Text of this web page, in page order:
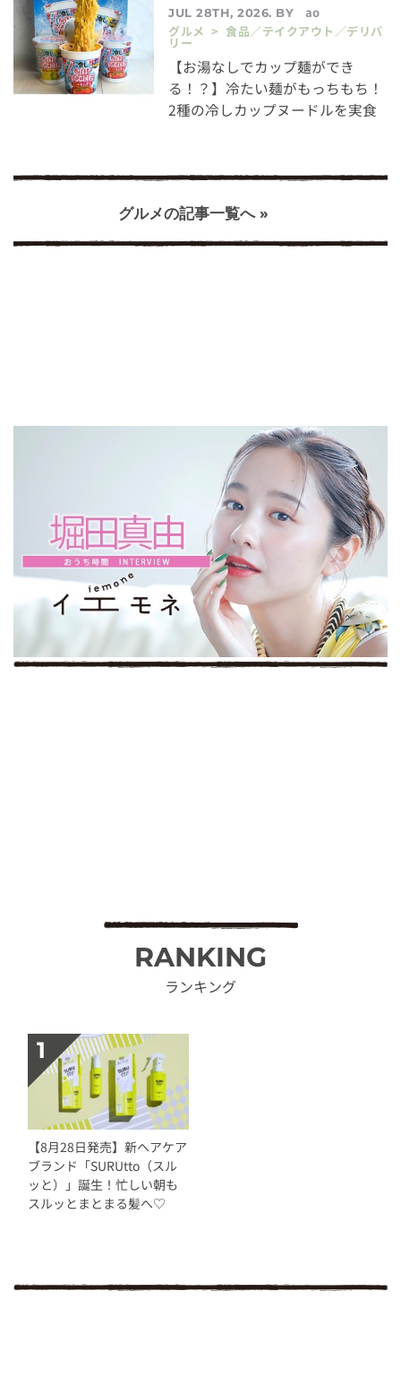
JUL 28TH, 2026. BY
ao
グルメ > 食品／テイクアウト／デリバ
リー
【お湯なしでカップ麺ができ
る！？】冷たい麺がもっちもち！
2種の冷しカップヌードルを実食
グルメの記事一覧へ »
RANKING
ランキング
【8月28日発売】新ヘアケア
ブランド「SURUtto（スル
ッと）」誕生！忙しい朝も
スルッとまとまる髪へ♡